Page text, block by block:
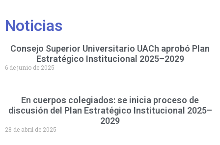
Noticias
Consejo Superior Universitario UACh aprobó Plan
Estratégico Institucional 2025–2029
6 de junio de 2025
En cuerpos colegiados: se inicia proceso de
discusión del Plan Estratégico Institucional 2025–
2029
28 de abril de 2025